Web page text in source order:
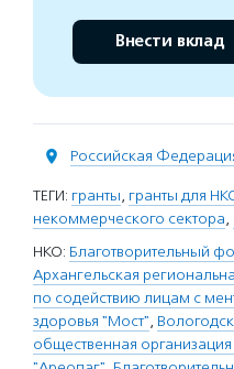
Внести вклад
Российская
ТЕГИ: гранты, гранты для
некоммерческого сектора,
НКО: Благотворительный
Архангельская
по содействию лицам с
здоровья "Мост",
общественная